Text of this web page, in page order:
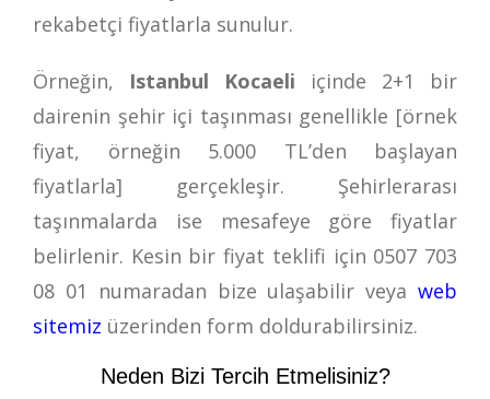
rekabetçi fiyatlarla sunulur.
Örneğin, Istanbul Kocaeli içinde 2+1 bir
dairenin şehir içi taşınması genellikle [örnek
fiyat, örneğin 5.000 TL’den başlayan
fiyatlarla] gerçekleşir. Şehirlerarası
taşınmalarda ise mesafeye göre fiyatlar
belirlenir. Kesin bir fiyat teklifi için 0507 703
08 01
numaradan bize ulaşabilir veyaweb
sitemiz üzerinden form doldurabilirsiniz.
Neden Bizi Tercih Etmelisiniz?